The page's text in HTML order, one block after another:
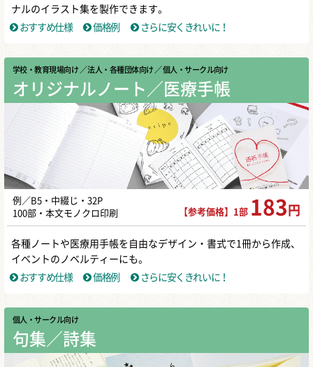
ナルのイラスト集を製作できます。
おすすめ仕様
価格例 さらに安くきれいに！
学校・教育現場向け ／ 法人・各種団体向け ／ 個人・サークル向け
オリジナルノート／医療手帳
例／B5・中綴じ・32P
100部・本文モノクロ印刷
【参考価格】1部 183 円
各種ノートや医療用手帳を自由なデザイン・書式で1冊から作成、
イベントのノベルティーにも。
おすすめ仕様
価格例 さらに安くきれいに！
個人・サークル向け
句集／詩集